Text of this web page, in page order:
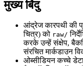
मुख्य बिंदु
आंद्रेज कारपथी की
चित्र) को raw/
करके उन्हें संक्षेप,
संरचित मार्कडाउन
ओब्सीडियन कच्चे